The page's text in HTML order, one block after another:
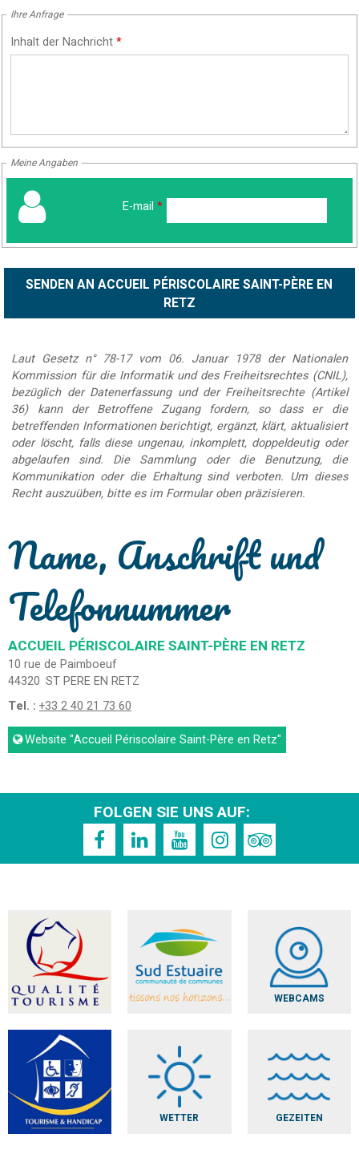
Ihre Anfrage
Inhalt der Nachricht*
Meine Angaben
E-mail *
Laut Gesetz n° 78-17 vom 06. Januar 1978 der Nationalen
Kommission für die Informatik und des Freiheitsrechtes (CNIL),
bezüglich der Datenerfassung und der Freiheitsrechte (Artikel
36) kann der Betroffene Zugang fordern, so dass er die
betreffenden Informationen berichtigt, ergänzt, klärt, aktualisiert
oder löscht, falls diese ungenau, inkomplett, doppeldeutig oder
abgelaufen sind. Die Sammlung oder die Benutzung, die
Kommunikation oder die Erhaltung sind verboten. Um dieses
Recht auszuüben, bitte es im Formular oben präzisieren.
Name, Anschrift und
Telefonnummer
ACCUEIL PÉRISCOLAIRE SAINT-PÈRE EN RETZ
10 rue de Paimboeuf
44320 ST PERE EN RETZ
Tel. : +33 2 40 21 73 60
Website "Accueil Périscolaire Saint-Père en Retz"
FOLGEN SIE UNS AUF:
WEBCAMS
WETTER GEZEITEN